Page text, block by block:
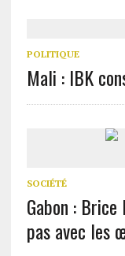
POLITIQUE
Mali : IBK
SOCIÉTÉ
Gabon :
pas avec les